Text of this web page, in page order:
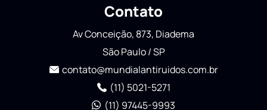
Contato
Av Conceição, 873, Diadema
São Paulo / SP
contato@mundialantiruidos.com.br
(11) 5021-5271
(11) 97445-9993